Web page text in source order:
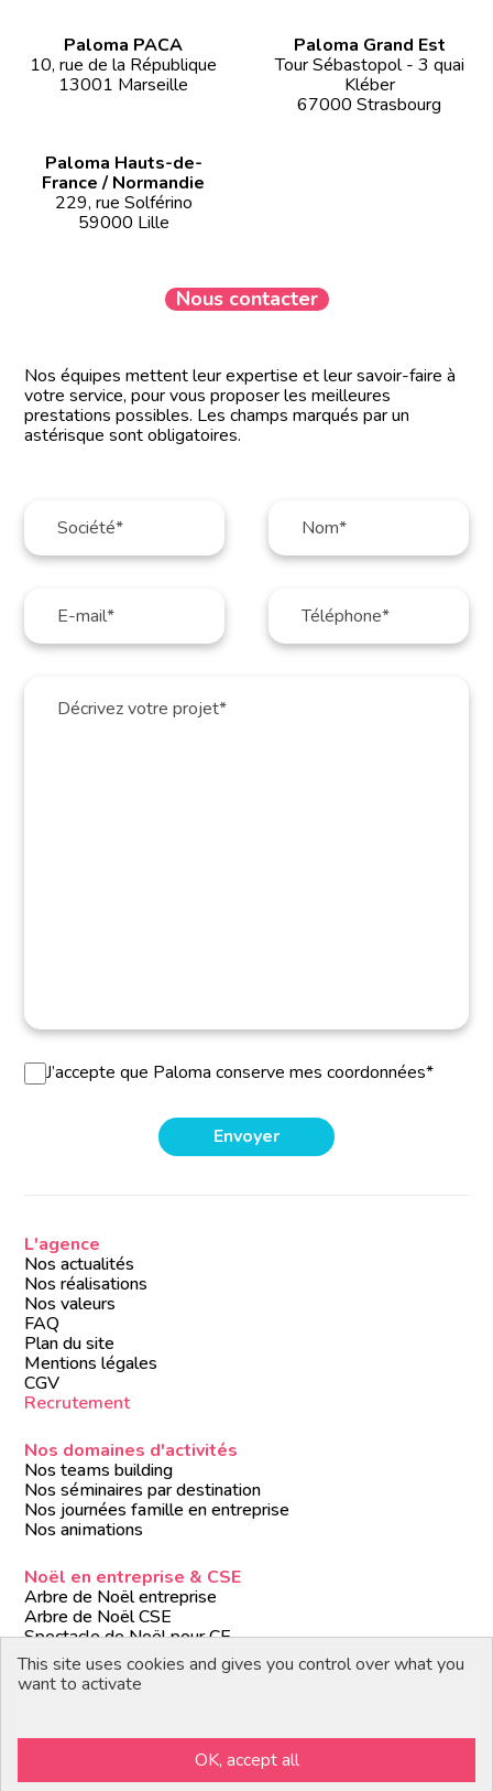
Paloma PACA
10, rue de la République
13001 Marseille
Paloma Grand Est
Tour Sébastopol - 3 quai
Kléber
67000 Strasbourg
Paloma Hauts-de-
France / Normandie
229, rue Solférino
59000 Lille
Nous contacter
Nos équipes mettent leur expertise et leur savoir-faire à
votre service, pour vous proposer les meilleures
prestations possibles. Les champs marqués par un
astérisque sont obligatoires.
J’accepte que Paloma conserve mes coordonnées*
L'agence
Nos actualités
Nos réalisations
Nos valeurs
FAQ
Plan du site
Mentions légales
CGV
Recrutement
Nos domaines d'activités
Nos teams building
Nos séminaires par destination
Nos journées famille en entreprise
Nos animations
Noël en entreprise & CSE
Arbre de Noël entreprise
Arbre de Noël CSE
Spectacle de Noël pour CE
Animations de Noël entreprise
Formules de Noël clé en main
This site uses cookies and gives you control over what you
want to activate
OK, accept all